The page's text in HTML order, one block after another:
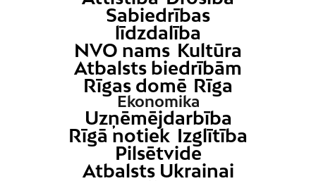
Sabiedrības
līdzdalība
NVO nams Kultūra
Atbalsts biedrībām
Rīgas domē Rīga
Ekonomika
Uzņēmējdarbība
Rīgā notiek Izglītība
Pilsētvide
Atbalsts Ukrainai